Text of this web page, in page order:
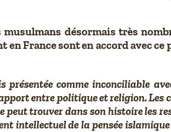
désormais très
France sont en accord avec ce
présentée comme inconciliable
entre politique et religion. Les
trouver dans son histoire les
intellectuel de la pensée islamique